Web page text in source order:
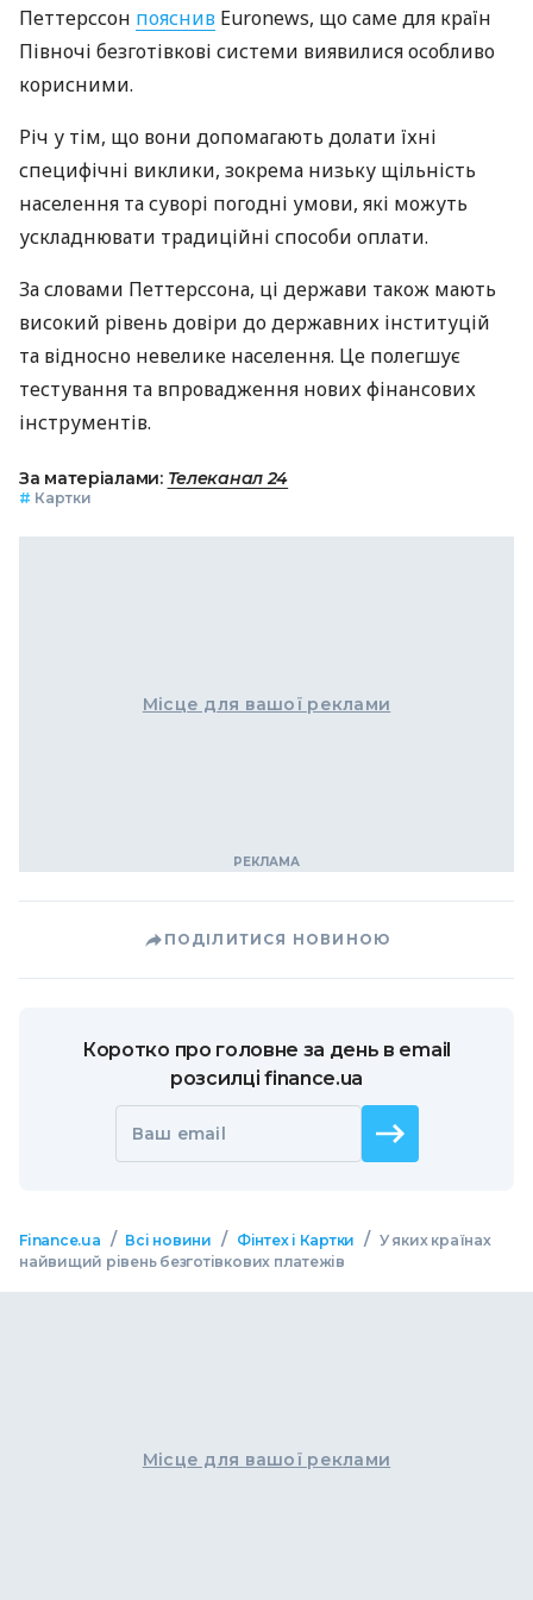
Петтерссон пояснив Euronews, що саме для країн
Півночі безготівкові системи виявилися особливо
корисними.
Річ у тім, що вони допомагають долати їхні
специфічні виклики, зокрема низьку щільність
населення та суворі погодні умови, які можуть
ускладнювати традиційні способи оплати.
За словами Петтерссона, ці держави також мають
високий рівень довіри до державних інституцій
та відносно невелике населення. Це полегшує
тестування та впровадження нових фінансових
інструментів.
За матеріалами: Телеканал 24
# Картки
Місце для вашої реклами
ПОДІЛИТИСЯ НОВИНОЮ
Коротко про головне за день в email
розсилці finance.ua
Ваш email
Finance.ua / Всі новини / Фінтех і Картки / У яких країнах
найвищий рівень безготівкових платежів
Місце для вашої реклами